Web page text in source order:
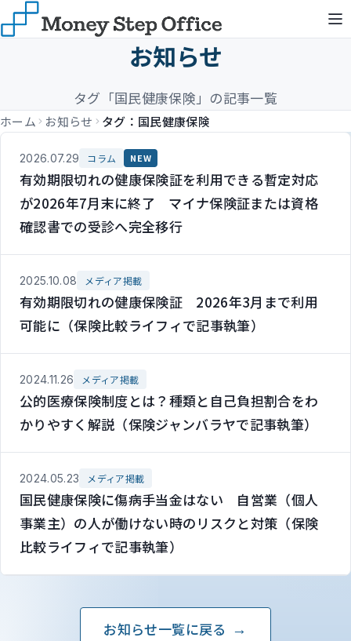
お知らせ
タグ「国民健康保険」の記事一覧
ホーム お知らせ タグ：国民健康保険
2026.07.29 コラム NEW
有効期限切れの健康保険証を利用できる暫定対応
が2026年7月末に終了 マイナ保険証または資格
確認書での受診へ完全移行
2025.10.08 メディア掲載
有効期限切れの健康保険証 2026年3月まで利用
可能に（保険比較ライフィで記事執筆）
2024.11.26 メディア掲載
公的医療保険制度とは？種類と自己負担割合をわ
かりやすく解説（保険ジャンバラヤで記事執筆）
2024.05.23 メディア掲載
国民健康保険に傷病手当金はない 自営業（個人
事業主）の人が働けない時のリスクと対策（保険
比較ライフィで記事執筆）
お知らせ一覧に戻る